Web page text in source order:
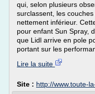
qui, selon plusieurs
surclassent, les
nettement inférieur.
pour enfant Sun Spray,
que Lidl arrive en pole
portant sur les
Lire la suite
Site : http://www.toute-